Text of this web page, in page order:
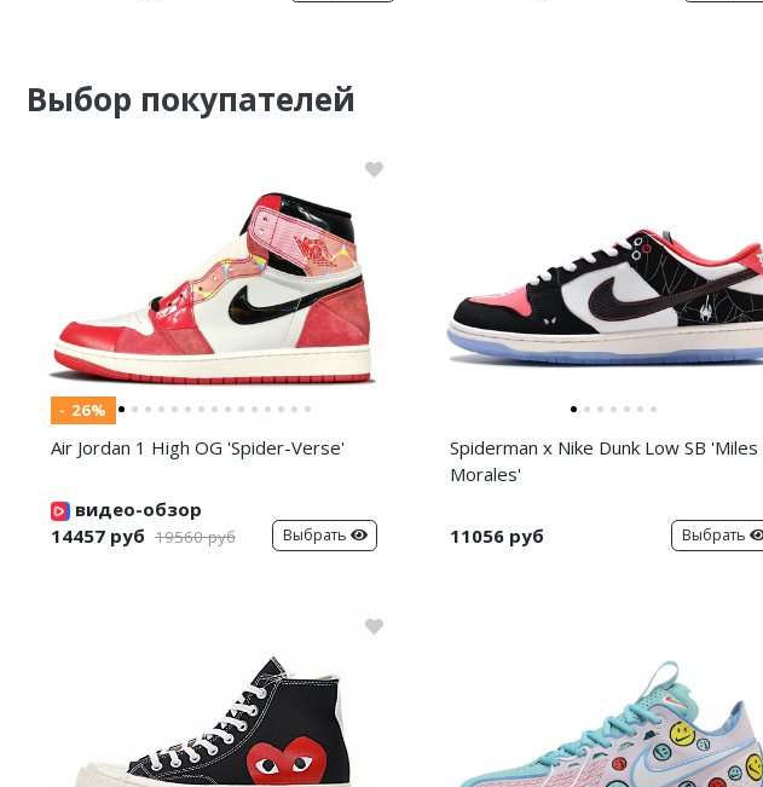
Выбор покупателей
- 26%
Air Jordan 1 High OG 'Spider-Verse'
видео-обзор
14457 руб 19560 руб Выбрать
Spiderman x Nike Dunk Low SB 'Miles
Morales'
11056 руб Выбрать